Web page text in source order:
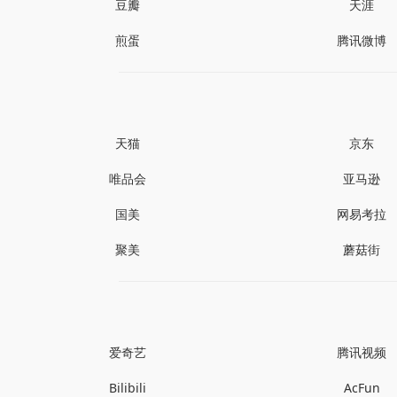
豆瓣 天涯
煎蛋 腾讯微博
天猫 京东
唯品会 亚马逊
国美 网易考拉
聚美 蘑菇街
爱奇艺 腾讯视频
Bilibili AcFun